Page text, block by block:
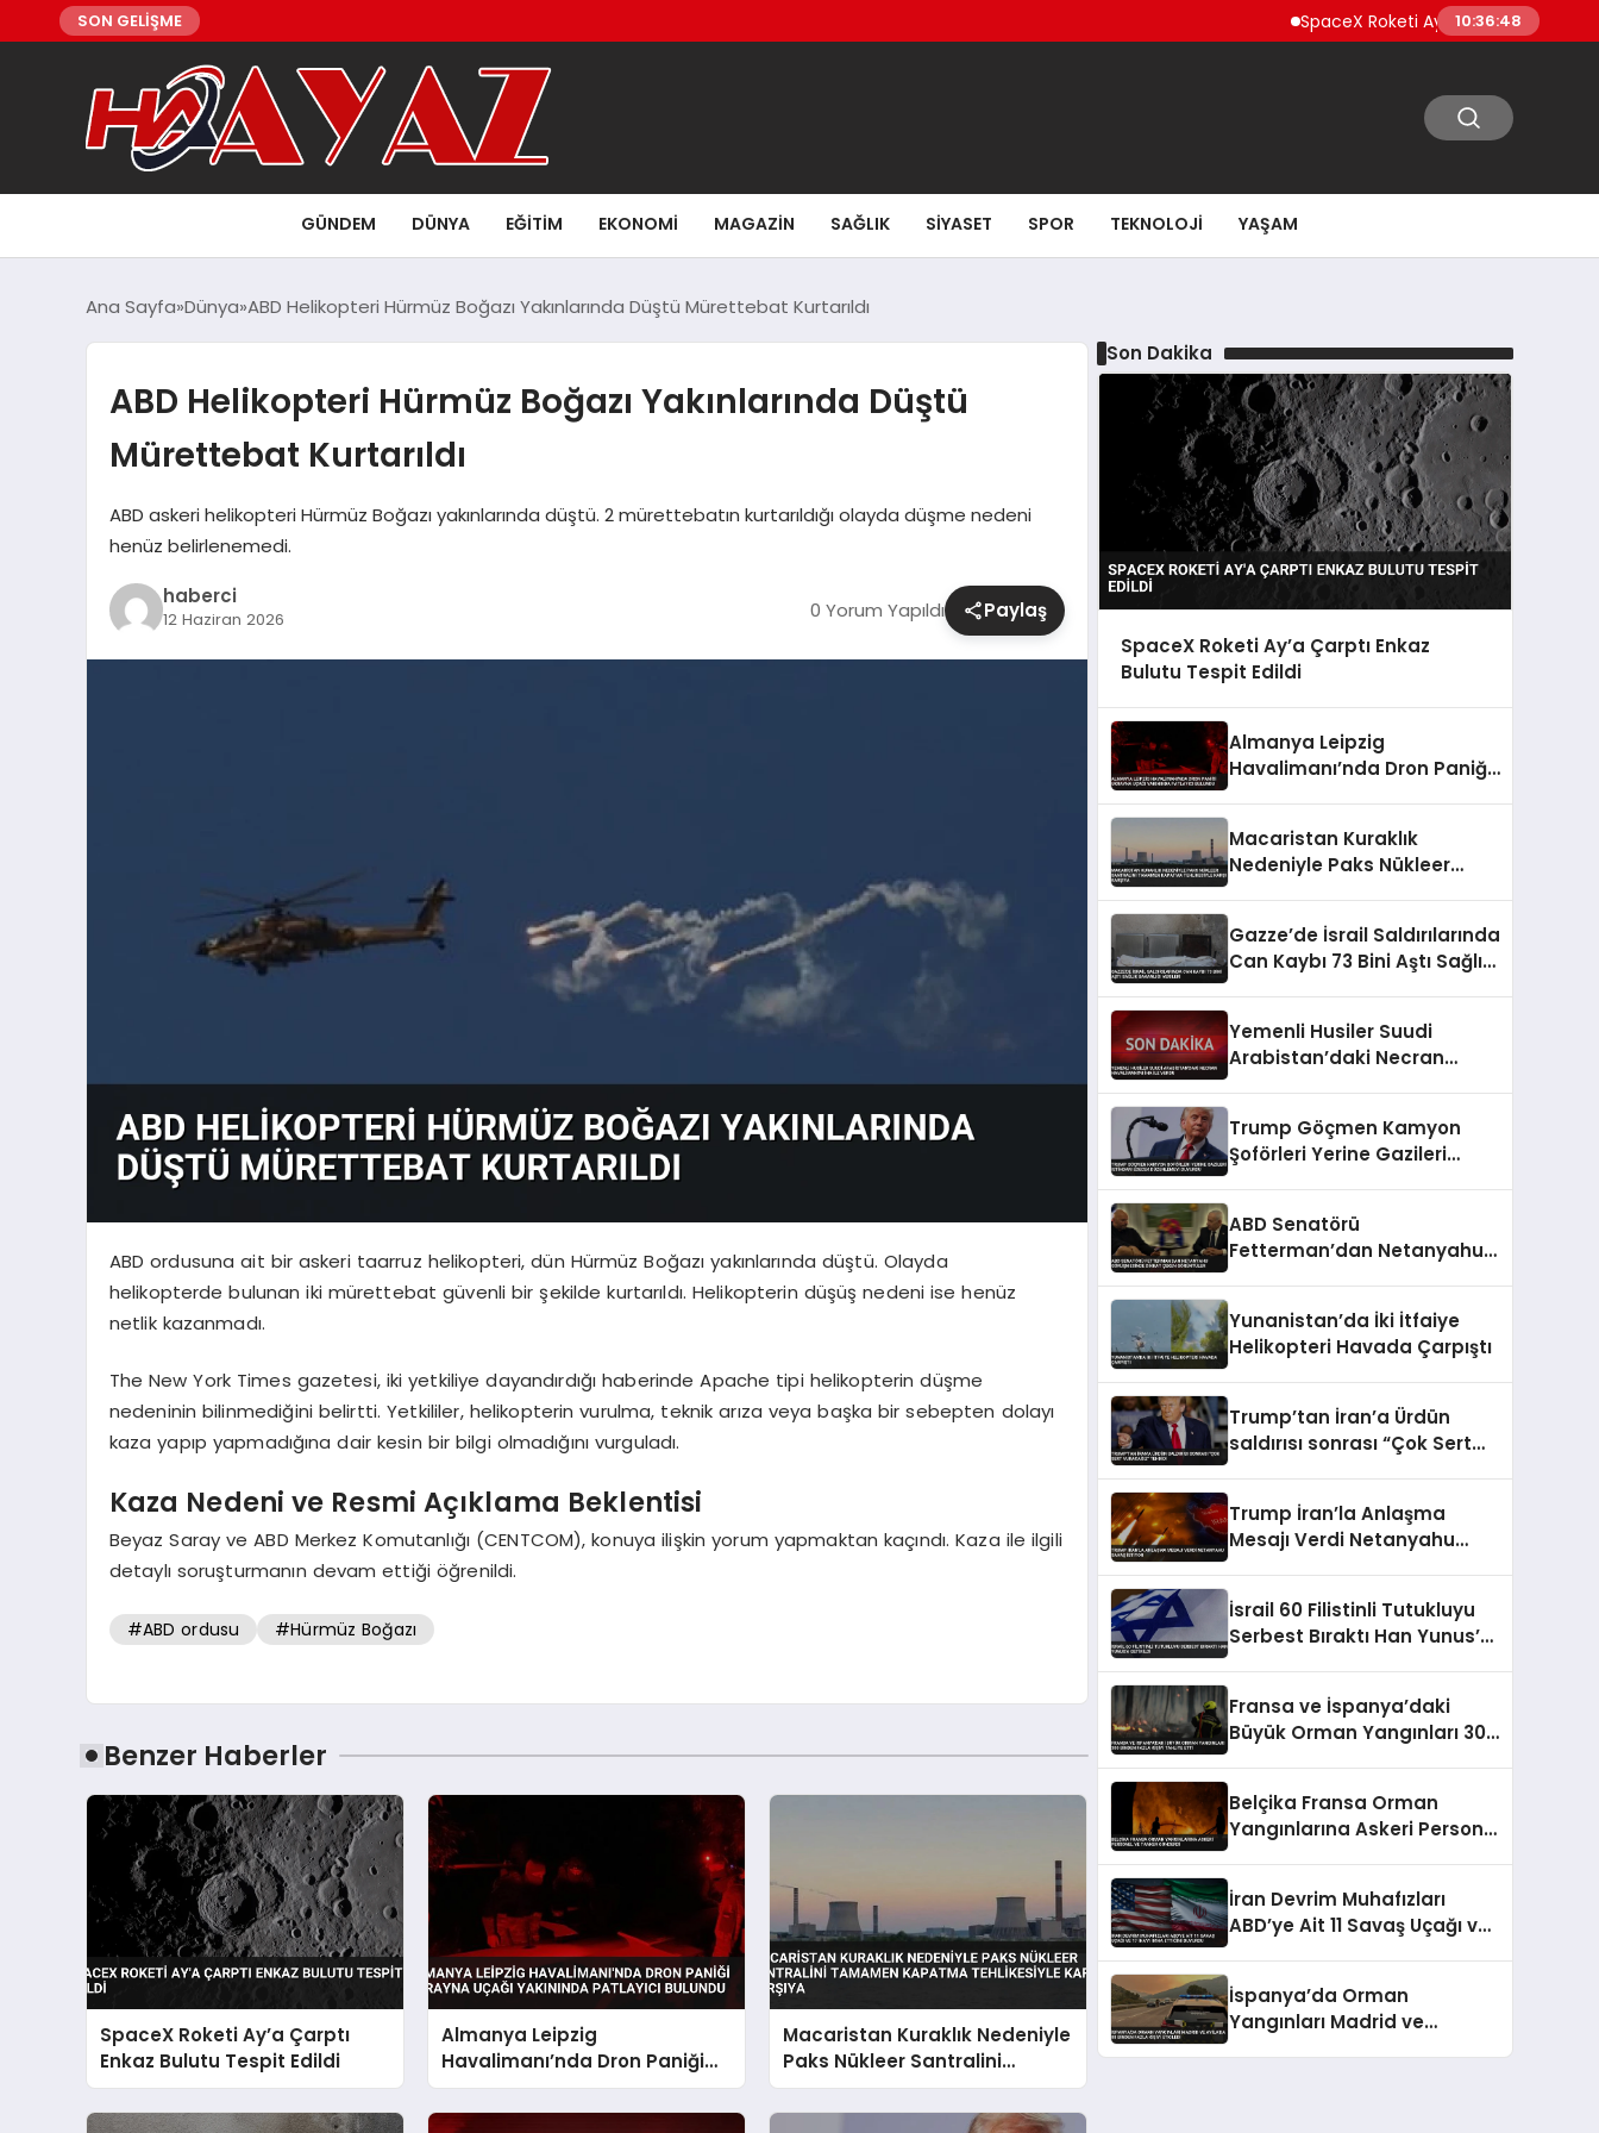
SON GELİŞME SpaceX Roketi Ay’a Çarptı Enkaz Bulutu
10:36:49
GÜNDEM DÜNYA EĞITIM EKONOMI MAGAZIN SAĞLIK SIYASET SPOR TEKNOLOJI YAŞAM
Ana Sayfa Dünya ABD Helikopteri Hürmüz Boğazı Yakınlarında Düştü Mürettebat Kurtarıldı
ABD Helikopteri Hürmüz Boğazı Yakınlarında Düştü
Mürettebat Kurtarıldı
ABD askeri helikopteri Hürmüz Boğazı yakınlarında düştü. 2 mürettebatın kurtarıldığı olayda düşme nedeni
henüz belirlenemedi.
haberci
12 Haziran 2026 0 Yorum Yapıldı Paylaş
ABD ordusuna ait bir askeri taarruz helikopteri, dün Hürmüz Boğazı yakınlarında düştü. Olayda
helikopterde bulunan iki mürettebat güvenli bir şekilde kurtarıldı. Helikopterin düşüş nedeni ise henüz
netlik kazanmadı.
The New York Times gazetesi, iki yetkiliye dayandırdığı haberinde Apache tipi helikopterin düşme
nedeninin bilinmediğini belirtti. Yetkililer, helikopterin vurulma, teknik arıza veya başka bir sebepten dolayı
kaza yapıp yapmadığına dair kesin bir bilgi olmadığını vurguladı.
Kaza Nedeni ve Resmi Açıklama Beklentisi
Beyaz Saray ve ABD Merkez Komutanlığı (CENTCOM), konuya ilişkin yorum yapmaktan kaçındı. Kaza ile ilgili
detaylı soruşturmanın devam ettiği öğrenildi.
#ABD ordusu #Hürmüz Boğazı
Benzer Haberler
SpaceX Roketi Ay’a Çarptı
Enkaz Bulutu Tespit Edildi
Almanya Leipzig
Havalimanı’nda Dron Paniği
Ukrayna Uçağı Yakınında
Patlayıcı Bulundu
Macaristan Kuraklık Nedeniyle
Paks Nükleer Santralini
Tamamen Kapatma
Tehlikesiyle Karşı Karşıya
Son Dakika
SpaceX Roketi Ay’a Çarptı Enkaz
Bulutu Tespit Edildi
Almanya Leipzig
Havalimanı’nda Dron Paniği
Macaristan Kuraklık
Nedeniyle Paks Nükleer
Karşıya
Gazze’de İsrail Saldırılarında
Can Kaybı 73 Bini Aştı Sağlık
Yemenli Husiler Suudi
Arabistan’daki Necran
Trump Göçmen Kamyon
Şoförleri Yerine Gazileri
ABD Senatörü
Fetterman’dan Netanyahu
Yunanistan’da İki İtfaiye
Helikopteri Havada Çarpıştı
Trump’tan İran’a Ürdün
saldırısı sonrası “Çok Sert
Trump İran’la Anlaşma
Mesajı Verdi Netanyahu
İsrail 60 Filistinli Tutukluyu
Serbest Bıraktı Han Yunus’a
Fransa ve İspanya’daki
Büyük Orman Yangınları 300
Belçika Fransa Orman
Yangınlarına Askeri Personel
İran Devrim Muhafızları
ABD’ye Ait 11 Savaş Uçağı ve
İspanya’da Orman
Yangınları Madrid ve